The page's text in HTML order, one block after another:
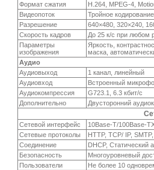
Формат сжатия H.264, MPEG-4,
Видеопоток
Тройное
Разрешение
640×480, 320×240,
Скорость кадров
До 25 к/с при любом
Параметры
изображения
Яркость,
маска,
Аудио
Аудиовыход
1 канал, линейный
Аудиовход
Встроенный
Аудиокомпрессия
G723.1, 6.3 кбит/с
Дополнительно
Двусторонний
Сетевой интерфейс
10Base-T/100Base-
Сетевые протоколы
HTTP, TCP/ IP,
Соединение
DHCP, Статический
Безопасность
Многоуровневый
Пользователи
Не более 10